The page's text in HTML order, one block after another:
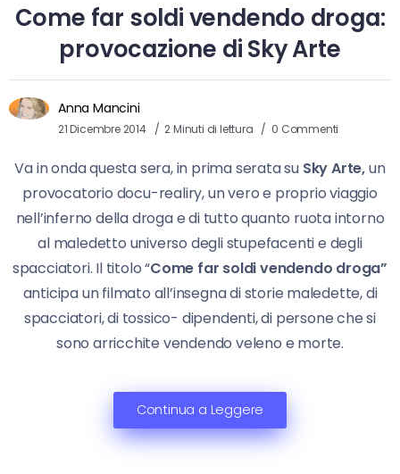
Come far soldi vendendo droga:
provocazione di Sky Arte
Anna Mancini
21 Dicembre 2014 2 Minuti di lettura 0 Commenti
Va in onda questa sera, in prima serata su Sky Arte,un
provocatorio docu-realiry, un vero e proprio viaggio
nell’inferno della droga e di tutto quanto ruota intorno
al maledetto universo degli stupefacenti e degli
spacciatori. Il titolo “Come far soldi vendendo droga”
anticipa un filmato all’insegna di storie maledette, di
spacciatori, di tossico- dipendenti, di persone che si
sono arricchite vendendo veleno e morte.
Continua a Leggere